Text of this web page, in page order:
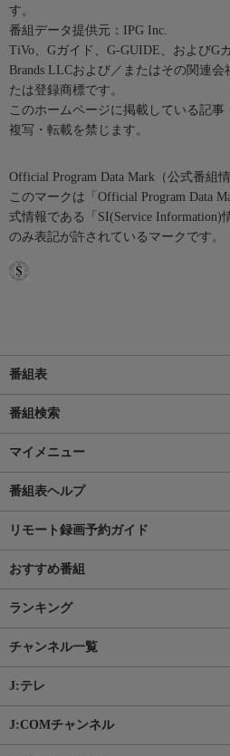
す。
番組データ提供元：IPG Inc.
TiVo、Gガイド、G-GUIDE、およびG
Brands LLCおよび／またはその関連
たは登録商標です。
このホームページに掲載している記
複写・転載を禁じます。
Official Program Data Mark（公式番組
このマークは「Official Program Data
式情報である「SI(Service Information)
のみ表記が許されているマークです。
番組表
番組検索
マイメニュー
番組表ヘルプ
リモート録画予約ガイド
おすすめ番組
ランキング
チャンネル一覧
J:テレ
J:COMチャンネル